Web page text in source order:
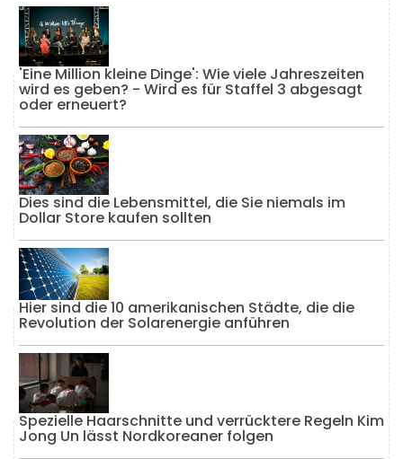
'Eine Million kleine Dinge': Wie viele Jahreszeiten
wird es geben? - Wird es für Staffel 3 abgesagt
oder erneuert?
Dies sind die Lebensmittel, die Sie niemals im
Dollar Store kaufen sollten
Hier sind die 10 amerikanischen Städte, die die
Revolution der Solarenergie anführen
Spezielle Haarschnitte und verrücktere Regeln Kim
Jong Un lässt Nordkoreaner folgen